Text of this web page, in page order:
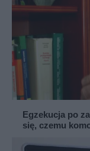
Egzekucja po
się, czemu